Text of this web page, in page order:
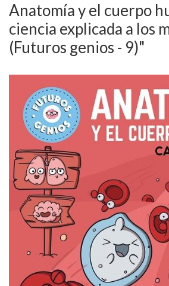
Anatomía y el cuerpo
ciencia explicada a los
(Futuros genios - 9)"